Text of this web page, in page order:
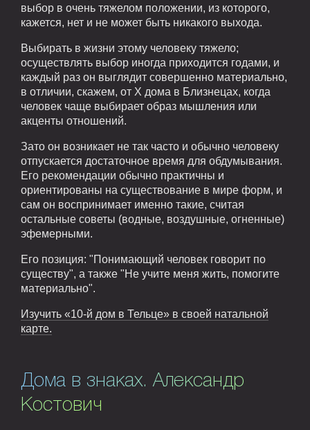
выбор в очень тяжелом положении, из которого,
кажется, нет и не может быть никакого выхода.
Выбирать в жизни этому человеку тяжело;
осуществлять выбор иногда приходится годами, и
каждый раз он выглядит совершенно материально,
в отличии, скажем, от X дома в Близнецах, когда
человек чаще выбирает образ мышления или
акценты отношений.
Зато он возникает не так часто и обычно человеку
отпускается достаточное время для обдумывания.
Его рекомендации обычно практичны и
ориентированы на существование в мире форм, и
сам он воспринимает именно такие, считая
остальные советы (водные, воздушные, огненные)
эфемерными.
Его позиция: "Понимающий человек говорит по
существу", а также "Не учите меня жить, помогите
материально".
Изучить «10-й дом в Тельце» в своей натальной
карте.
Дома в знаках. Александр
Костович